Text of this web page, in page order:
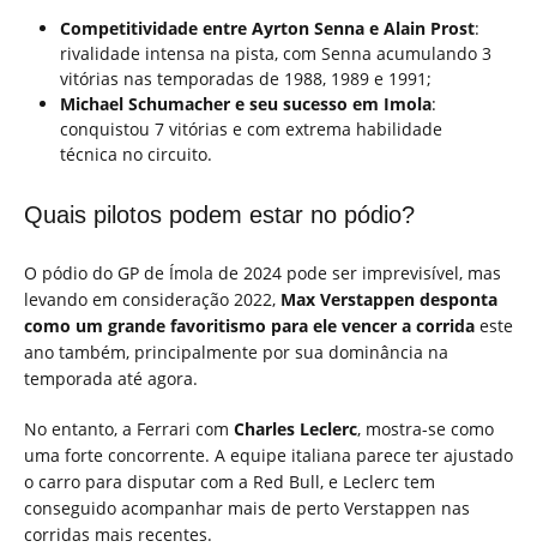
Competitividade entre Ayrton Senna e Alain Prost:
rivalidade intensa na pista, com Senna acumulando 3
vitórias nas temporadas de 1988, 1989 e 1991;
Michael Schumacher e seu sucesso em Imola:
conquistou 7 vitórias e com extrema habilidade
técnica no circuito.
Quais pilotos podem estar no pódio?
O pódio do GP de Ímola de 2024 pode ser imprevisível, mas
levando em consideração 2022, Max Verstappen desponta
como um grande favoritismo para ele vencer a corrida este
ano também, principalmente por sua dominância na
temporada até agora.
No entanto, a Ferrari com Charles Leclerc, mostra-se como
uma forte concorrente. A equipe italiana parece ter ajustado
o carro para disputar com a Red Bull, e Leclerc tem
conseguido acompanhar mais de perto Verstappen nas
corridas mais recentes.